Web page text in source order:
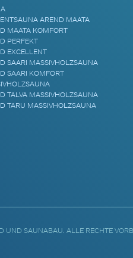
AREND MAATA
MAATA KOMFORT
PERFEKT
EXCELLENT
SAARI MASSIVHOLZSAUNA
SAARI KOMFORT
TALVA MASSIVHOLZSAUNA
TARU MASSIVHOLZSAUNA
SAUNABAU. ALLE RECHTE